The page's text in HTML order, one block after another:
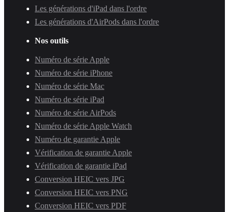
Les générations d'iPad dans l'ordre
Les générations d'AirPods dans l'ordre
Nos outils
Numéro de série Apple
Numéro de série iPhone
Numéro de série Mac
Numéro de série iPad
Numéro de série AirPods
Numéro de série Apple Watch
Numéro de garantie Apple
Vérification de garantie Apple
Vérification de garantie iPad
Conversion HEIC vers JPG
Conversion HEIC vers PNG
Conversion HEIC vers PDF